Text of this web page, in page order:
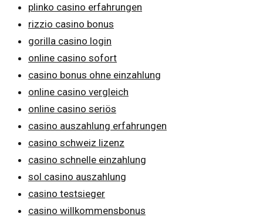
plinko casino erfahrungen
rizzio casino bonus
gorilla casino login
online casino sofort
casino bonus ohne einzahlung
online casino vergleich
online casino seriös
casino auszahlung erfahrungen
casino schweiz lizenz
casino schnelle einzahlung
sol casino auszahlung
casino testsieger
casino willkommensbonus